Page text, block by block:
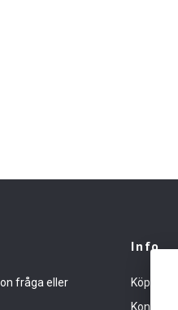
fråga eller
Info
Köpvillkor
Kontakt